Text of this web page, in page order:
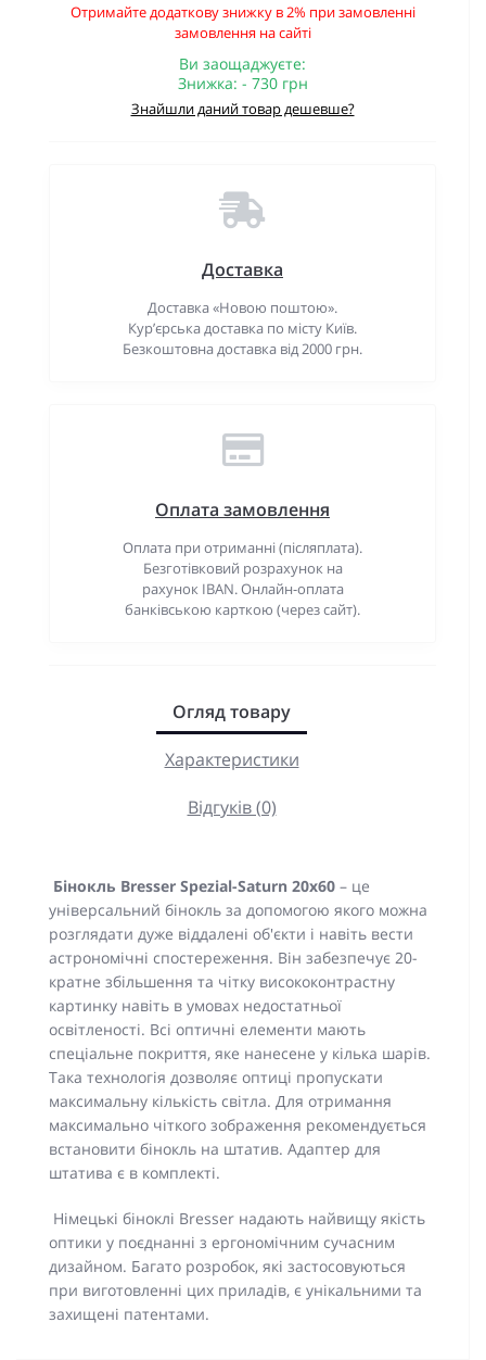
Отримайте додаткову знижку в 2% при замовленні
замовлення на сайті
Ви заощаджуєте:
Знижка: - 730 грн
Знайшли даний товар дешевше?
Доставка
Доставка «Новою поштою».
Кур’єрська доставка по місту Київ.
Безкоштовна доставка від 2000 грн.
Оплата замовлення
Оплата при отриманні (післяплата).
Безготівковий розрахунок на
рахунок IBAN. Онлайн-оплата
банківською карткою (через сайт).
Огляд товару
Характеристики
Відгуків (0)
Бінокль Bresser Spezial-Saturn 20x60 – це
універсальний бінокль за допомогою якого можна
розглядати дуже віддалені об'єкти і навіть вести
астрономічні спостереження. Він забезпечує 20-
кратне збільшення та чітку висококонтрастну
картинку навіть в умовах недостатньої
освітленості. Всі оптичні елементи мають
спеціальне покриття, яке нанесене у кілька шарів.
Така технологія дозволяє оптиці пропускати
максимальну кількість світла. Для отримання
максимально чіткого зображення рекомендується
встановити бінокль на штатив. Адаптер для
штатива є в комплекті.
Німецькі біноклі Bresser надають найвищу якість
оптики у поєднанні з ергономічним сучасним
дизайном. Багато розробок, які застосовуються
при виготовленні цих приладів, є унікальними та
захищені патентами.